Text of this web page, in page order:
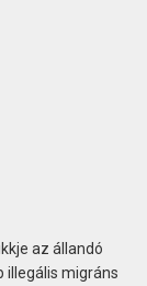
az állandó
illegális migráns